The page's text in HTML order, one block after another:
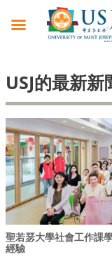
USJ的最新新
聖若瑟大學社會工作課
經驗